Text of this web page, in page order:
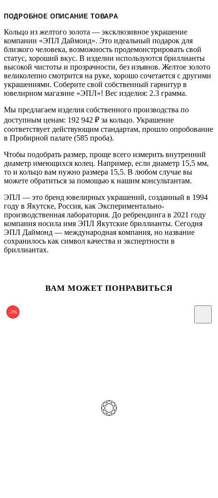
ПОДРОБНОЕ ОПИСАНИЕ ТОВАРА
Кольцо из желтого золота — эксклюзивное украшение
компании «ЭПЛ Даймонд». Это идеальный подарок для
близкого человека, возможность продемонстрировать свой
статус, хороший вкус. В изделии используются бриллианты
высокой чистоты и прозрачности, без изъянов. Желтое золото
великолепно смотрится на руке, хорошо сочетается с другими
украшениями. Соберите свой собственный гарнитур в
ювелирном магазине «ЭПЛ»! Вес изделия: 2.3 грамма.
Мы предлагаем изделия собственного производства по
доступным ценам: 192 942 ₽ за кольцо. Украшение
соответствует действующим стандартам, прошло опробование
в Пробирной палате (585 проба).
Чтобы подобрать размер, проще всего измерить внутренний
диаметр имеющихся колец. Например, если диаметр 15,5 мм,
то и кольцо вам нужно размера 15,5. В любом случае вы
можете обратиться за помощью к нашим консультантам.
ЭПЛ — это бренд ювелирных украшений, созданный в 1994
году в Якутске, Россия, как Экспериментально-
производственная лаборатория. До ребрендинга в 2021 году
компания носила имя ЭПЛ Якутские бриллианты. Сегодня
ЭПЛ Даймонд — международная компания, но название
сохранилось как символ качества и экспертности в
бриллиантах.
ВАМ МОЖЕТ ПОНРАВИТЬСЯ
-3%